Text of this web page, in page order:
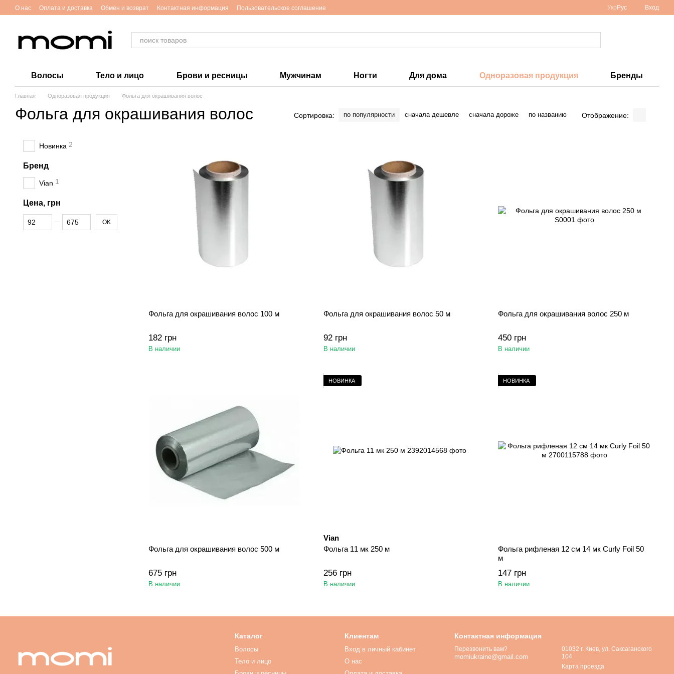
Перейти к основному контенту
O нас Оплата и доставка Обмен и возврат Контактная информация Пользовательское соглашение Укр Рус Вход
Волосы Тело и лицо Брови и ресницы Мужчинам Ногти Для дома Одноразовая продукция Бренды
Главная Одноразовая продукция Фольга для окрашивания волос
Фольга для окрашивания волос Сортировка: по популярности сначала дешевле сначала дороже по названию Отображение:
Фольга для окрашивания волос 100 м
182 грн
В наличии
Фольга для окрашивания волос 50 м
92 грн
В наличии
Фольга для окрашивания волос 250 м
450 грн
В наличии
Фольга для окрашивания волос 500 м
675 грн
В наличии
НОВИНКА
Vian
Фольга 11 мк 250 м
256 грн
В наличии
НОВИНКА
Фольга рифленая 12 см 14 мк Curly Foil 50
м
147 грн
В наличии
Новинка 2
Бренд
Vian 1
Цена, грн
От Цена, грн
До Цена, грн OK
Каталог
Волосы
Тело и лицо
Клиентам
Вход в личный кабинет
O нас
Контактная информация
Перезвонить вам?
momiukraine@gmail.com
01032 г. Киев, ул. Саксаганского
104
Карта проезда